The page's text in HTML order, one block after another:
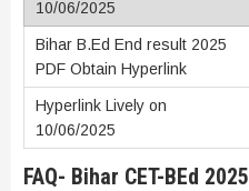
FAQ- Bihar CET-BEd 2025